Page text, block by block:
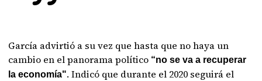
García advirtió a su vez que hasta que no haya un
cambio en el panorama político “no se va a recuperar
la economía". Indicó que durante el 2020 seguirá el